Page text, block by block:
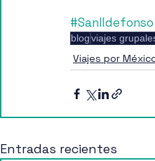
#SanIldefonso
blogviajes
Viajes por
Entradas recientes